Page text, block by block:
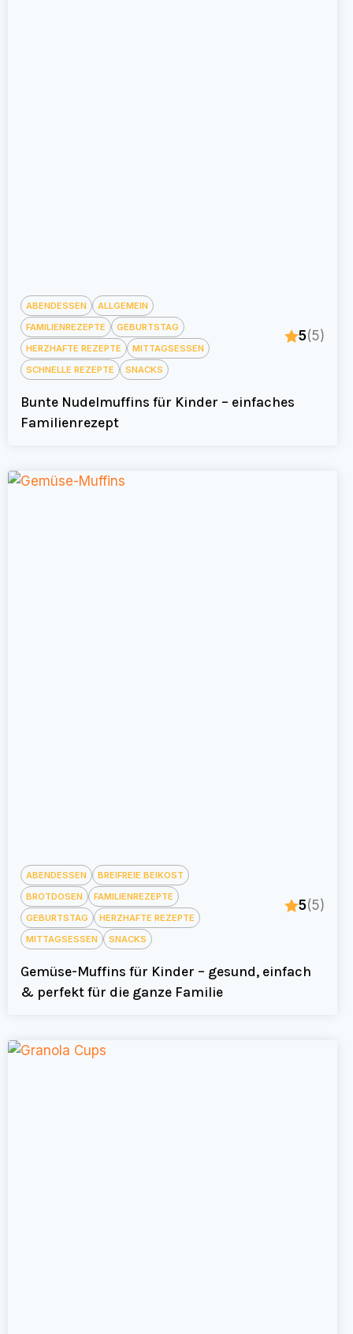
ABENDESSEN
ALLGEMEIN
FAMILIENREZEPTE
GEBURTSTAG
HERZHAFTE REZEPTE
MITTAGSESSEN
SCHNELLE REZEPTE
SNACKS
5(5)
Bunte Nudelmuffins für Kinder – einfaches
Familienrezept
ABENDESSEN
BREIFREIE BEIKOST
BROTDOSEN
FAMILIENREZEPTE
GEBURTSTAG
HERZHAFTE REZEPTE
MITTAGSESSEN
SNACKS
5(5)
Gemüse-Muffins für Kinder – gesund, einfach
& perfekt für die ganze Familie